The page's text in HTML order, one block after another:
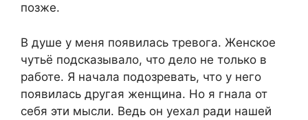
позже.
В душе у меня появилась тревога. Женское
чутьё подсказывало, что дело не только в
работе. Я начала подозревать, что у него
появилась другая женщина. Но я гнала от
себя эти мысли. Ведь он уехал ради нашей